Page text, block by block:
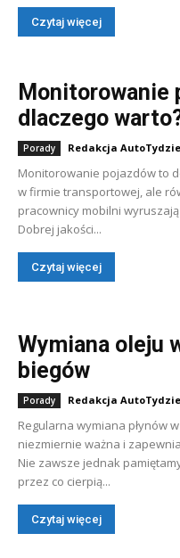
Czytaj więcej
Monitorowanie
dlaczego
Porady Redakcja
Monitorowanie pojazdów to
w firmie transportowej, ale
pracownicy mobilni
Dobrej jakości...
Czytaj więcej
Wymiana oleju
biegów
Porady Redakcja
Regularna wymiana płynów
niezmiernie ważna i
Nie zawsze jednak
przez co cierpią...
Czytaj więcej